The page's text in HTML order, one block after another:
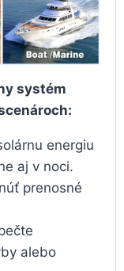
systém
energiu
aj v noci.
prenosné
alebo